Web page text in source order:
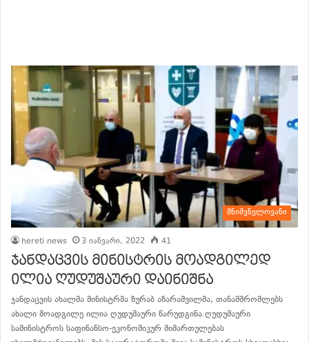
მნიშვნელოვანი
hereti news 3 იანვარი, 2022 41
ჯანდაცვის მინისტრის მოადგილედ
ილია ღუდუშაური დაინიშნა
ჯანდაცვის ახალმა მინისტრმა ზურაბ აზარაშვილმა, თანამშრომლებს
ახალი მოადგილე ილია ღუდუშაური წარუდგინა.ღუდუშაური
სამინისტროს საფინანსო-ეკონომიკურ მიმართულებას